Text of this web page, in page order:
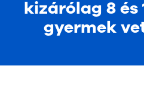
kizárólag 8 és
gyermek